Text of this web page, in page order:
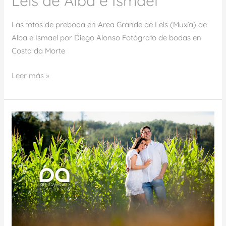
Las fotos de preboda en Area Grande de Leis (Muxía) de
Alba e Ismael por Diego Alonso Fotógrafo de bodas en
Costa da Morte
Leer más »
La
preboda
en
la
Costa
da
Morte
de
Adriana